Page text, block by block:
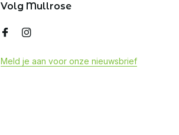
Volg Mullrose
Meld je aan voor onze nieuwsbrief